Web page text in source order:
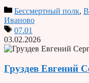
Бессмертный полк,
Иваново
07.01
03.02.2026
Груздев Евгений